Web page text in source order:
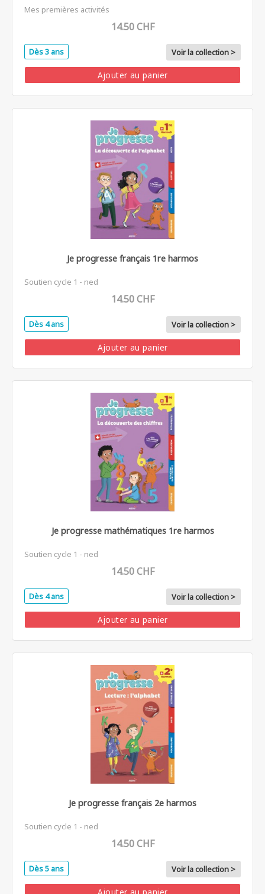
Mes premières activités
14.50 CHF
Dès 3 ans Voir la collection >
Ajouter au panier
Je progresse français 1re harmos
Soutien cycle 1 - ned
14.50 CHF
Dès 4 ans Voir la collection >
Ajouter au panier
Je progresse mathématiques 1re harmos
Soutien cycle 1 - ned
14.50 CHF
Dès 4 ans Voir la collection >
Ajouter au panier
Je progresse français 2e harmos
Soutien cycle 1 - ned
14.50 CHF
Dès 5 ans Voir la collection >